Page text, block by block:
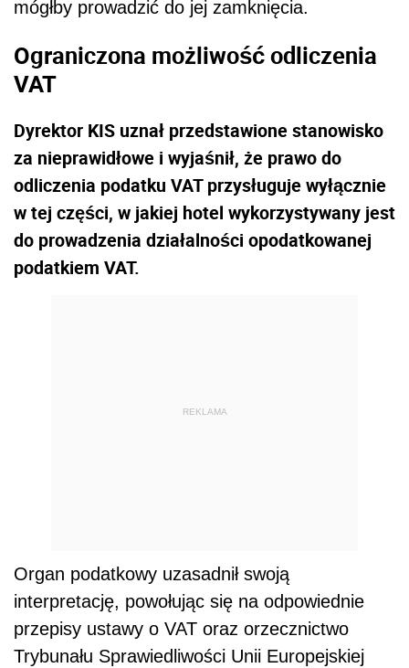
mógłby prowadzić do jej zamknięcia.
Ograniczona możliwość odliczenia
VAT
Dyrektor KIS uznał przedstawione stanowisko
za nieprawidłowe i wyjaśnił, że prawo do
odliczenia podatku VAT przysługuje wyłącznie
w tej części, w jakiej hotel wykorzystywany jest
do prowadzenia działalności opodatkowanej
podatkiem VAT.
REKLAMA
Organ podatkowy uzasadnił swoją
interpretację, powołując się na odpowiednie
przepisy ustawy o VAT oraz orzecznictwo
Trybunału Sprawiedliwości Unii Europejskiej